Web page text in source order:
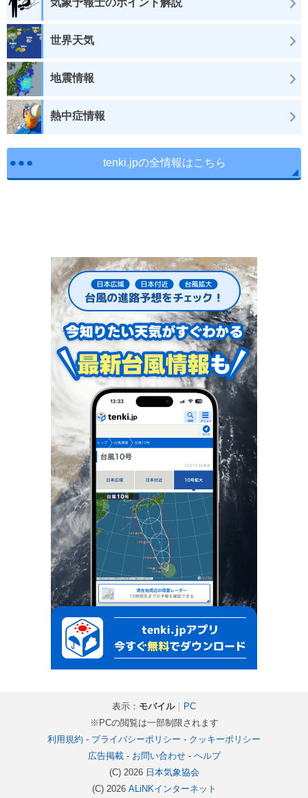
世界天気
地震情報
熱中症情報
tenki.jpの全情報はこちら
表示： モバイル｜
PC
※PCの閲覧は一部制限されます
利用規約 - プライバシーポリシー - クッキーポリシー
広告掲載- お問い合わせ- ヘルプ
(C) 2026 日本気象協会
(C) 2026 ALiNKインターネット